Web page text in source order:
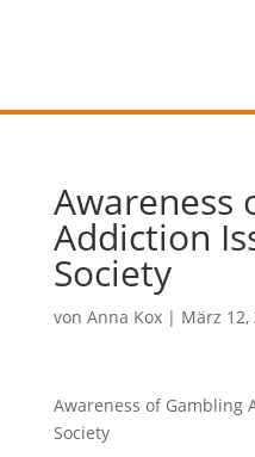
Awareness
Addiction
Society
von Anna Kox| März 12,
Awareness of Gambling
Society